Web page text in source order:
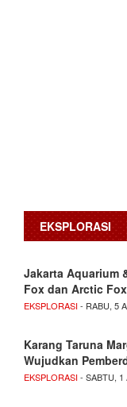
EKSPLORASI
Jakarta Aquarium
Fox dan Arctic Fox
EKSPLORASI- RABU, 5
Karang Taruna
Wujudkan
EKSPLORASI- SABTU, 1